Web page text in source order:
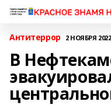
Антитеррор 2 НОЯБРЯ
В